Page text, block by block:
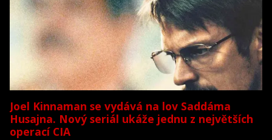
Joel Kinnaman se vydává na lov Saddáma
Husajna. Nový seriál ukáže jednu z největších
operací CIA